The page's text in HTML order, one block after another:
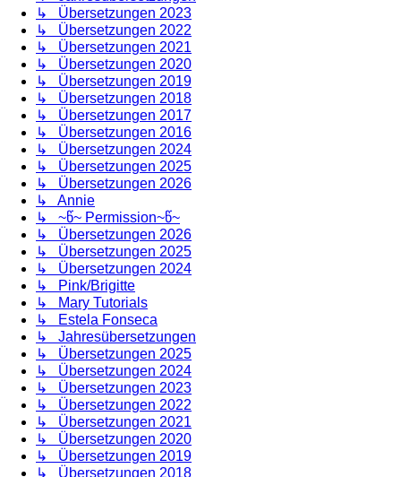
↳ Übersetzungen 2023
↳ Übersetzungen 2022
↳ Übersetzungen 2021
↳ Übersetzungen 2020
↳ Übersetzungen 2019
↳ Übersetzungen 2018
↳ Übersetzungen 2017
↳ Übersetzungen 2016
↳ Übersetzungen 2024
↳ Übersetzungen 2025
↳ Übersetzungen 2026
↳ Annie
↳ ~წ~ Permission~წ~
↳ Übersetzungen 2026
↳ Übersetzungen 2025
↳ Übersetzungen 2024
↳ Pink/Brigitte
↳ Mary Tutorials
↳ Estela Fonseca
↳ Jahresübersetzungen
↳ Übersetzungen 2025
↳ Übersetzungen 2024
↳ Übersetzungen 2023
↳ Übersetzungen 2022
↳ Übersetzungen 2021
↳ Übersetzungen 2020
↳ Übersetzungen 2019
↳ Übersetzungen 2018